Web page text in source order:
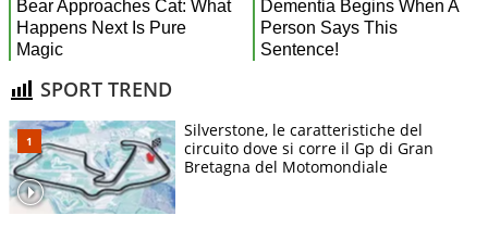
SPORT TREND
Silverstone, le caratteristiche del
circuito dove si corre il Gp di Gran
Bretagna del Motomondiale